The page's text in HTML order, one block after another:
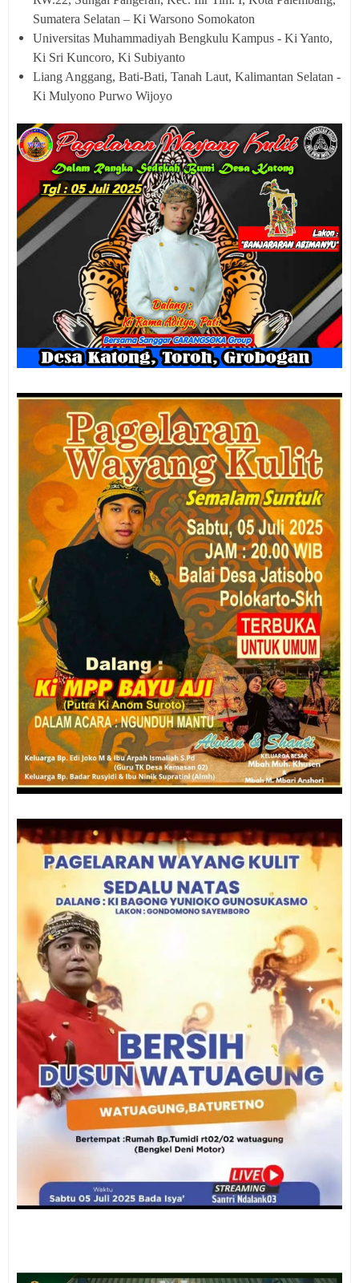
Sumatera Selatan – Ki Warsono Somokaton
Universitas Muhammadiyah Bengkulu Kampus - Ki Yanto,
Ki Sri Kuncoro, Ki Subiyanto
Liang Anggang, Bati-Bati, Tanah Laut, Kalimantan Selatan -
Ki Mulyono Purwo Wijoyo